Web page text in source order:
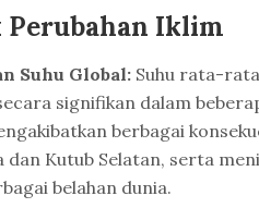
Perubahan Iklim
Suhu Global:Suhu rata-
signifikan dalam
berbagai
dan Kutub Selatan, serta
belahan dunia.